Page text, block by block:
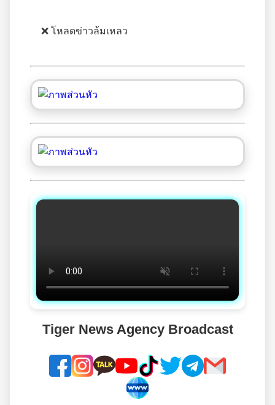
❌ โหลดข่าวล้มเหลว
Tiger News Agency Broadcast